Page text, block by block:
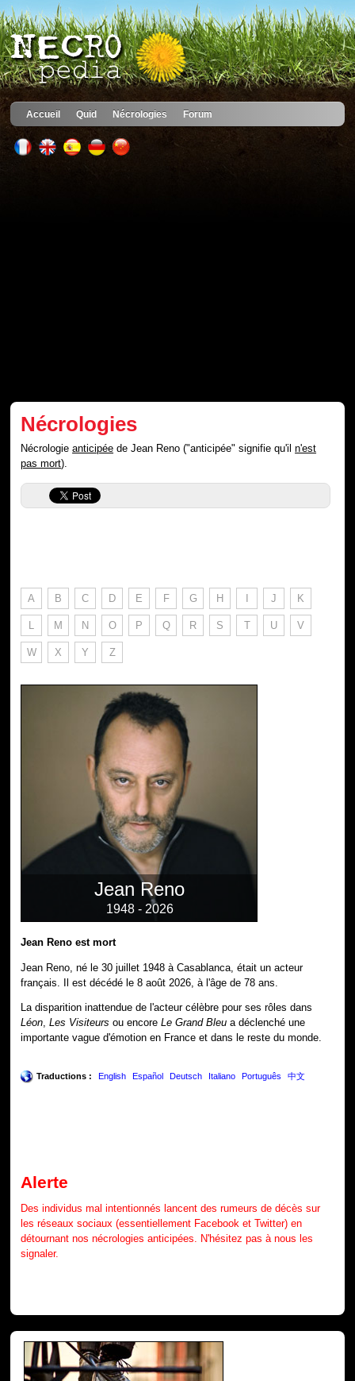
Accueil Quid Nécrologies Forum
Nécrologies
Nécrologieanticipée de Jean Reno ("anticipée" signifie qu'iln'est
pas mort).
A B C D E F G H I J K
L M N O P Q R S T U V
W X Y Z
Jean Reno
1948 - 2026
Jean Reno est mort
Jean Reno, né le 30 juillet 1948 à Casablanca, était un acteur
français. Il est décédé le 8 août 2026, à l'âge de 78 ans.
La disparition inattendue de l'acteur célèbre pour ses rôles dans
Léon,Les Visiteurs ou encoreLe Grand Bleu a déclenché une
importante vague d'émotion en France et dans le reste du monde.
Traductions : English Español Deutsch Italiano Português 中文
Alerte
Des individus mal intentionnés lancent des rumeurs de décès sur
les réseaux sociaux (essentiellement Facebook et Twitter) en
détournant nos nécrologies anticipées. N'hésitez pas à nous les
signaler.